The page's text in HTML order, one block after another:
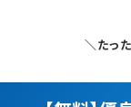
＼たっ